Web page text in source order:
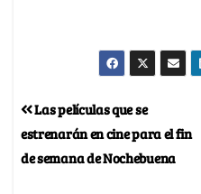
Las películas que se
estrenarán en cine para el fin
de semana de Nochebuena